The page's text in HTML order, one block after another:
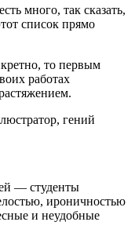
много, так сказать,
список прямо
то первым
работах
гений
— студенты
ироничностью
и неудобные